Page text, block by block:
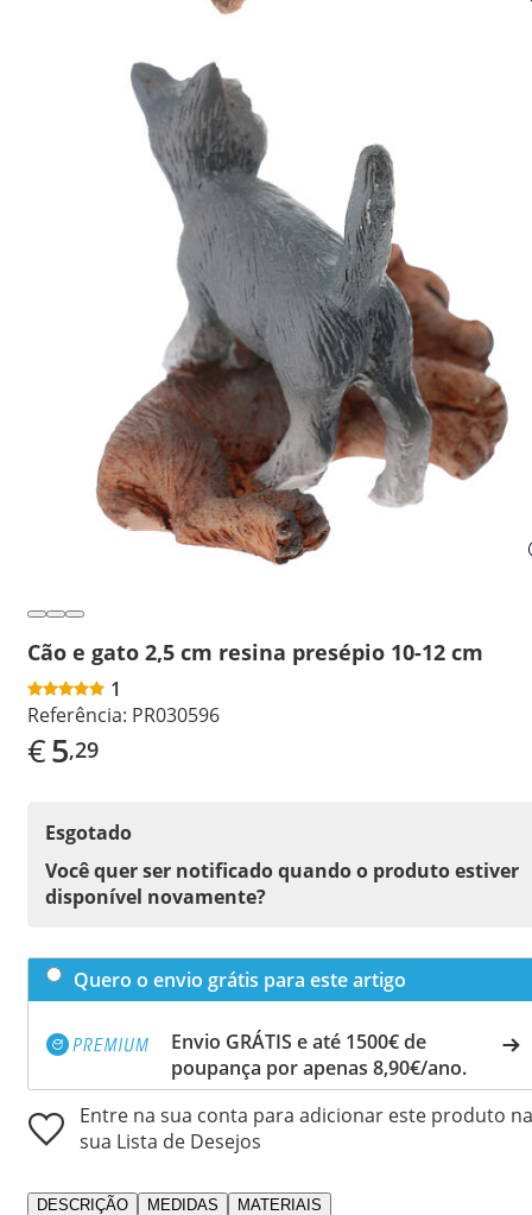
Cão e gato 2,5 cm resina presépio 10-12 cm
1
Referência: PR030596
€5,29
Esgotado
Você quer ser notificado quando o produto estiver
disponível novamente?
Quero o envio grátis para este artigo
Envio GRÁTIS e até 1500€ de
poupança por apenas 8,90€/ano.
Entre na sua conta para adicionar este produto na
sua Lista de Desejos
DESCRIÇÃO MEDIDAS MATERIAIS